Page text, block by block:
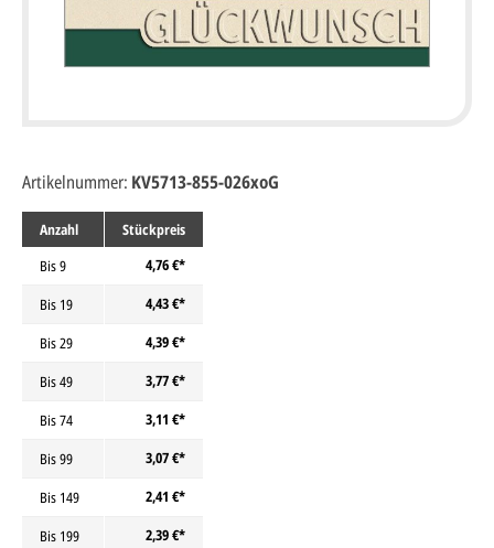
Anzahl
Stückpreis
Bis9
4,76 €*
Bis 19
4,43 €*
Bis29
4,39 €*
Bis49
3,77 €*
Bis74
3,11 €*
Bis99
3,07 €*
Bis 149
2,41 €*
Bis 199
2,39 €*
Artikelnummer: KV5713-855-026xoG